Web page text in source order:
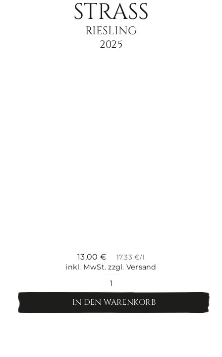
STRASS
RIESLING
2025
13,00 € 17.33 €/l
inkl. MwSt. zzgl. Versand
Strass
Riesling
IN DEN WARENKORB